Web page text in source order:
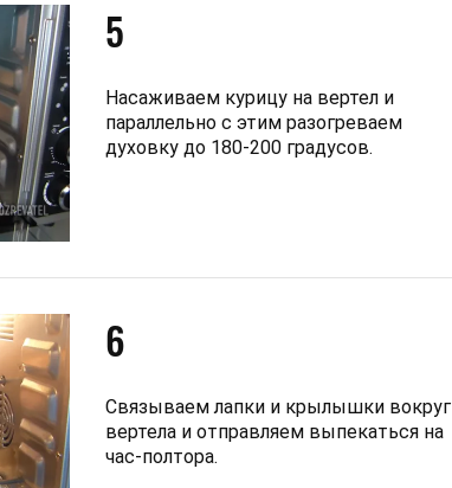
5
Насаживаем курицу на вертел и
параллельно с этим разогреваем
духовку до 180-200 градусов.
6
Связываем лапки и крылышки вокруг
вертела и отправляем выпекаться на
час-полтора.